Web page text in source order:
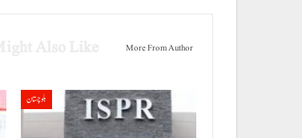
More From Author
بلوچستان